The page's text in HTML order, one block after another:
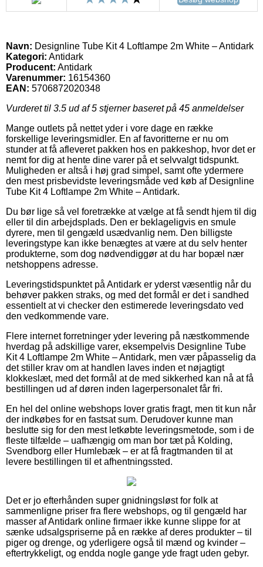
Navn: Designline Tube Kit 4 Loftlampe 2m White – Antidark
Kategori: Antidark
Producent: Antidark
Varenummer: 16154360
EAN: 5706872020348
Vurderet til 3.5 ud af 5 stjerner baseret på 45 anmeldelser
Mange outlets på nettet yder i vore dage en række
forskellige leveringsmidler. En af favoritterne er nu om
stunder at få afleveret pakken hos en pakkeshop, hvor det er
nemt for dig at hente dine varer på et selvvalgt tidspunkt.
Muligheden er altså i høj grad simpel, samt ofte ydermere
den mest prisbevidste leveringsmåde ved køb af Designline
Tube Kit 4 Loftlampe 2m White – Antidark.
Du bør lige så vel foretrække at vælge at få sendt hjem til dig
eller til din arbejdsplads. Den er beklageligvis en smule
dyrere, men til gengæld usædvanlig nem. Den billigste
leveringstype kan ikke benægtes at være at du selv henter
produkterne, som dog nødvendiggør at du har bopæl nær
netshoppens adresse.
Leveringstidspunktet på Antidark er yderst væsentlig når du
behøver pakken straks, og med det formål er det i sandhed
essentielt at vi checker den estimerede leveringsdato ved
den vedkommende vare.
Flere internet forretninger yder levering på næstkommende
hverdag på adskillige varer, eksempelvis Designline Tube
Kit 4 Loftlampe 2m White – Antidark, men vær påpasselig da
det stiller krav om at handlen laves inden et nøjagtigt
klokkeslæt, med det formål at de med sikkerhed kan nå at få
bestillingen ud af døren inden lagerpersonalet får fri.
En hel del online webshops lover gratis fragt, men tit kun når
der indkøbes for en fastsat sum. Derudover kunne man
beslutte sig for den mest letkøbte leveringsmetode, som i de
fleste tilfælde – uafhængig om man bor tæt på Kolding,
Svendborg eller Humlebæk – er at få fragtmanden til at
levere bestillingen til et afhentningssted.
Det er jo efterhånden super gnidningsløst for folk at
sammenligne priser fra flere webshops, og til gengæld har
masser af Antidark online firmaer ikke kunne slippe for at
sænke udsalgspriserne på en række af deres produkter – til
piger og drenge, og yderligere også til mænd og kvinder –
eftertrykkeligt, og endda nogle gange yde fragt uden gebyr.